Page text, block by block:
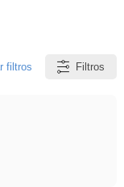
filtros Filtros